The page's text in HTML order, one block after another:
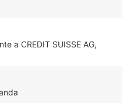
a CREDIT SUISSE AG,